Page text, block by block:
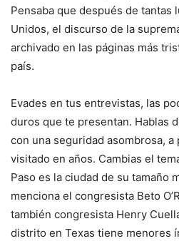
Pensaba que después de tantas
Unidos, el discurso de la
archivado en las páginas más
país.
Evades en tus entrevistas, las
duros que te presentan. Hablas
con una seguridad asombrosa, a
visitado en años. Cambias el
Paso es la ciudad de su tamaño
menciona el congresista Beto
también congresista Henry
distrito en Texas tiene menores